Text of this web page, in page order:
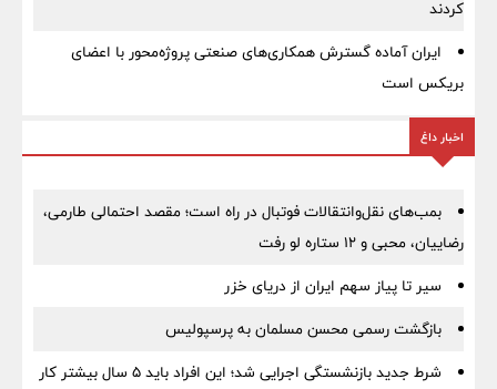
کردند
ایران آماده گسترش همکاری‌های صنعتی پروژه‌محور با اعضای
بریکس است
اخبار داغ
بمب‌های نقل‌وانتقالات فوتبال در راه است؛ مقصد احتمالی طارمی،
رضاییان، محبی و ۱۲ ستاره لو رفت
سیر تا پیاز سهم ایران از دریای خزر
بازگشت رسمی محسن مسلمان به پرسپولیس
شرط جدید بازنشستگی اجرایی شد؛ این افراد باید ۵ سال بیشتر کار